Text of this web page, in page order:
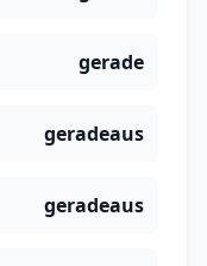
gerade
geradeaus
geradeaus